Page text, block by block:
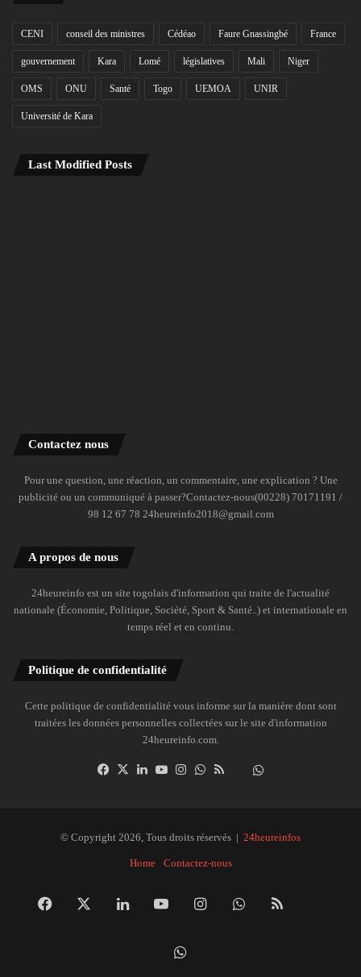
CENI conseil des ministres Cédéao Faure Gnassingbé France
gouvernement Kara Lomé législatives Mali Niger
OMS ONU Santé Togo UEMOA UNIR
Université de Kara
Last Modified Posts
Contactez nous
Pour une question, une réaction, un commentaire, une explication ? Une
publicité ou un communiqué à passer?Contactez-nous(00228) 70171191 /
98 12 67 78 24heureinfo2018@gmail.com
A propos de nous
24heureinfo est un site togolais d'information qui traite de l'actualité
nationale (Économie, Politique, Société, Sport & Santé..) et internationale en
temps réel et en continu.
Politique de confidentialité
Cette politique de confidentialité vous informe sur la manière dont sont
traitées les données personnelles collectées sur le site d'information
24heureinfo.com.
Facebook
X LinkedinYouTubeInstagramWhatsAppDailymotion
© Copyright 2026, Tous droits réservés | 24heureinfos
Home Contactez-nous
Facebook LinkedinYouTubeInstagramWhatsApp
RSS